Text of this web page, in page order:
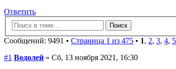
Ответить
Сообщений: 9491 • Страница 1 из 475 • 1, 2, 3, 4, 5
#1 Водолей » Сб, 13 ноября 2021, 16:30